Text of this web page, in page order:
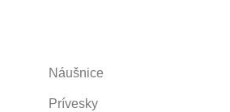
Náušnice
Prívesky